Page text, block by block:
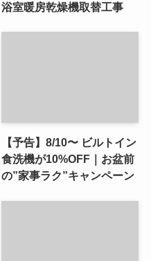
浴室暖房乾燥機取替工事
【予告】8/10〜 ビルトイン
食洗機が10%OFF｜お盆前
の”家事ラク”キャンペーン